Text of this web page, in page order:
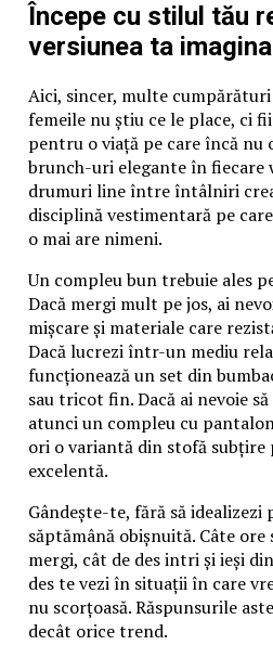
Începe cu stilul tău
versiunea ta
Aici, sincer, multe
femeile nu știu ce le place, ci
pentru o viață pe care încă nu
brunch-uri elegante în fiecare
drumuri line între întâlniri
disciplină vestimentară pe
o mai are nimeni.
Un compleu bun trebuie ales
Dacă mergi mult pe jos, ai
mișcare și materiale care
Dacă lucrezi într-un mediu
funcționează un set din
sau tricot fin. Dacă ai nevoie
atunci un compleu cu
ori o variantă din stofă subțire
excelentă.
Gândește-te, fără să
săptămână obișnuită. Câte ore
mergi, cât de des intri și ieși
des te vezi în situații în care
nu scorțoasă. Răspunsurile
decât orice trend.